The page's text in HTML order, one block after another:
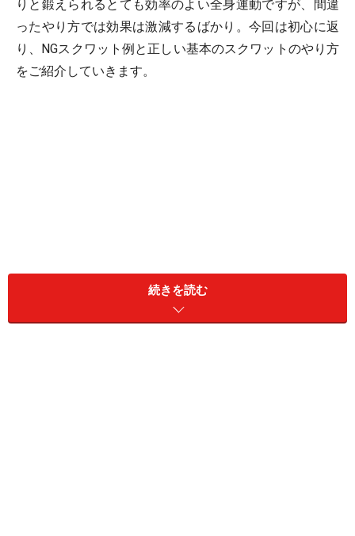
りと鍛えられるとても効率のよい全身運動ですが、間違
ったやり方では効果は激減するばかり。今回は初心に返
り、NGスクワット例と正しい基本のスクワットのやり方
をご紹介していきます。
続きを読む